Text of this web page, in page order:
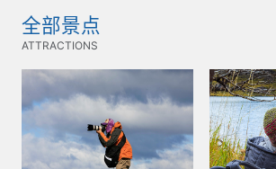
全部景点
ATTRACTIONS